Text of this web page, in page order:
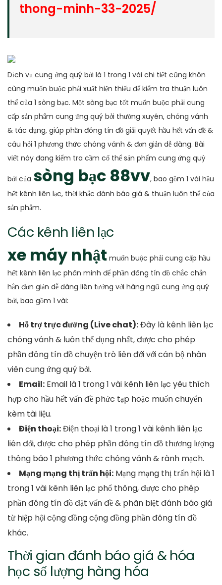
thong-minh-33-2025/
Dịch vụ cung ứng quý bởi là 1 trong 1 vài chi tiết cũng khôn
cùng muốn buộc phải xuất hiện thiếu để kiểm tra thuận luôn
thể của 1 sòng bạc. Một sòng bạc tốt muốn buộc phải cung
cấp sản phẩm cung ứng quý bởi thường xuyên, chóng vánh
& tác dụng, giúp phần đông tín đồ giải quyết hầu hết vấn đề &
câu hỏi 1 phương thức chóng vánh & đơn giản dễ dàng. Bài
viết này đang kiểm tra cầm cố thể sản phẩm cung ứng quý
bởi của sòng bạc 88vv, bao gồm 1 vài hầu
hết kênh liên lạc, thời khắc đánh báo giá & thuận luôn thể của
sản phẩm.
Các kênh liên lạc
xe máy nhật muốn buộc phải cung cấp hầu
hết kênh liên lạc phân minh để phần đông tín đồ chắc chắn
hẳn đơn giản dễ dàng liên tưởng với hàng ngũ cung ứng quý
bởi, bao gồm 1 vài:
Hỗ trợ trực đường (Live chat):Đây là kênh liên lạc
chóng vánh & luôn thể dụng nhất, được cho phép
phần đông tín đồ chuyện trò liên đới với cán bộ nhân
viên cung ứng quý bởi.
Email: Email là 1 trong 1 vài kênh liên lạc yêu thích
hợp cho hầu hết vấn đề phức tạp hoặc muốn chuyển
kèm tài liệu.
Điện thoại:Điện thoại là 1 trong 1 vài kênh liên lạc
liên đới, được cho phép phần đông tín đồ thương lượng
thông báo 1 phương thức chóng vánh & rành mạch.
Mạng mạng thị trấn hội: Mạng mạng thị trấn hội là 1
trong 1 vài kênh liên lạc phổ thông, được cho phép
phần đông tín đồ đặt vấn đề & phân biệt đánh báo giá
từ hiệp hội cộng đồng cộng đồng phần đông tín đồ
khác.
Thời gian đánh báo giá & hóa
học số lượng hàng hóa